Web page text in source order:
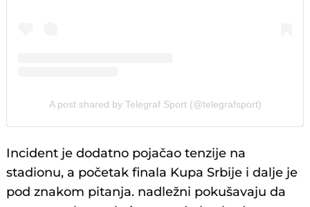
A post shared by Telegraf Sport (@telegrafsport)
Incident je dodatno pojačao tenzije na
stadionu, a početak finala Kupa Srbije i dalje je
pod znakom pitanja. nadležni pokušavaju da